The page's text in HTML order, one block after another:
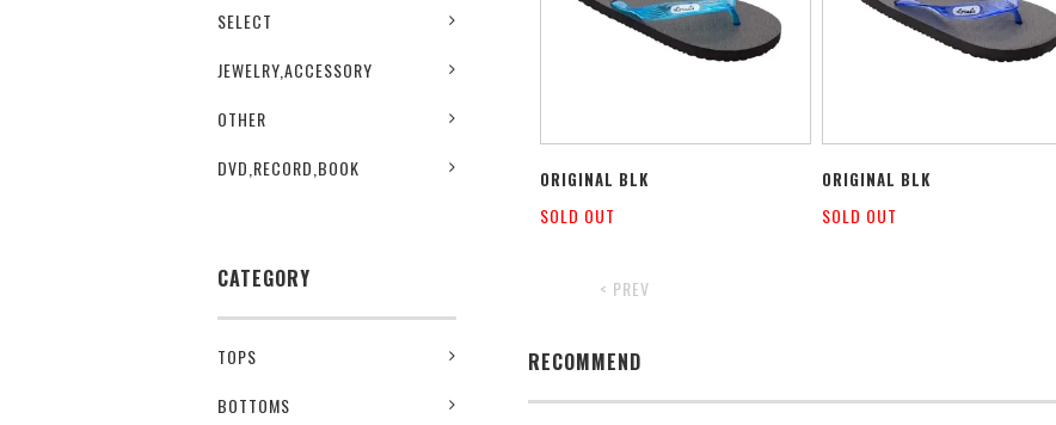
SELECT
JEWELRY,ACCESSORY
OTHER
DVD,RECORD,BOOK
CATEGORY
TOPS
BOTTOMS
ORIGINAL BLK
SOLD OUT
ORIGINAL BLK
SOLD OUT
< PREV
RECOMMEND